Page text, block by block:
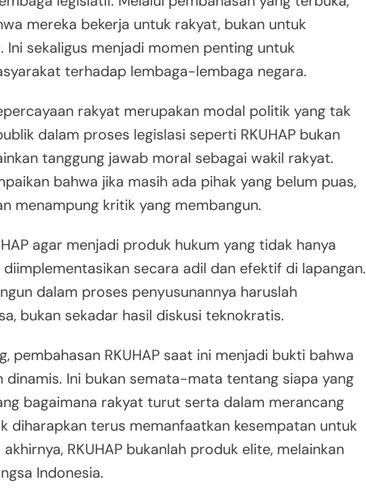
mereka bekerja untuk rakyat, bukan untuk
sekaligus menjadi momen penting untuk
terhadap lembaga-lembaga negara.
rakyat merupakan modal politik yang tak
dalam proses legislasi seperti RKUHAP bukan
tanggung jawab moral sebagai wakil rakyat.
bahwa jika masih ada pihak yang belum puas,
menampung kritik yang membangun.
agar menjadi produk hukum yang tidak hanya
secara adil dan efektif di lapangan.
dalam proses penyusunannya haruslah
bukan sekadar hasil diskusi teknokratis.
pembahasan RKUHAP saat ini menjadi bukti bahwa
Ini bukan semata-mata tentang siapa yang
bagaimana rakyat turut serta dalam merancang
diharapkan terus memanfaatkan kesempatan untuk
RKUHAP bukanlah produk elite, melainkan
Indonesia.